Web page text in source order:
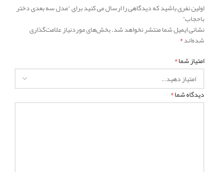
اولین نفری باشید که دیدگاهی را ارسال می کنید برای “مدل سه بعدی دختر
باحجاب”
نشانی ایمیل شما منتشر نخواهد شد.بخش‌های موردنیاز علامت‌گذاری
شده‌اند*
امتیاز شما*
دیدگاه شما*